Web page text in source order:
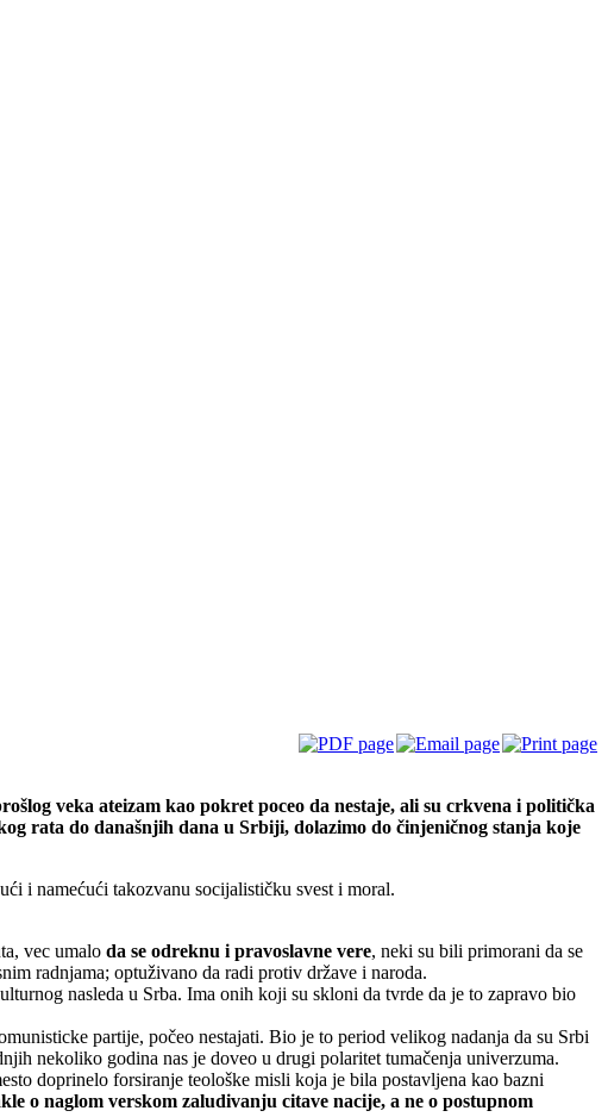
veka ateizam kao pokret poceo da nestaje, ali su crkvena i politička
rata do današnjih dana u Srbiji, dolazimo do činjeničnog stanja koje
i namećući takozvanu socijalističku svest i moral.
vec umalo da se odreknu i pravoslavne vere, neki su bili primorani da se
radnjama; optuživano da radi protiv države i naroda.
nasleda u Srba. Ima onih koji su skloni da tvrde da je to zapravo bio
partije, počeo nestajati. Bio je to period velikog nadanja da su Srbi
nekoliko godina nas je doveo u drugi polaritet tumačenja univerzuma.
doprinelo forsiranje teološke misli koja je bila postavljena kao bazni
o naglom verskom zaludivanju citave nacije, a ne o postupnom